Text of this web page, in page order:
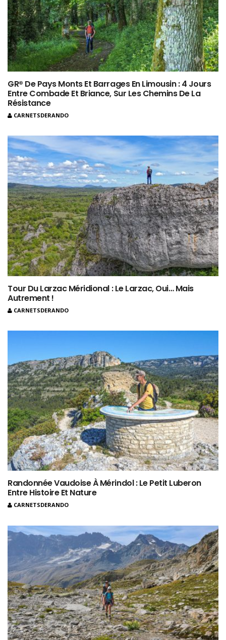
GR® De Pays Monts Et Barrages En Limousin : 4 Jours
Entre Combade Et Briance, Sur Les Chemins De La
Résistance
CARNETSDERANDO
Tour Du Larzac Méridional : Le Larzac, Oui… Mais
Autrement !
CARNETSDERANDO
Randonnée Vaudoise À Mérindol : Le Petit Luberon
Entre Histoire Et Nature
CARNETSDERANDO